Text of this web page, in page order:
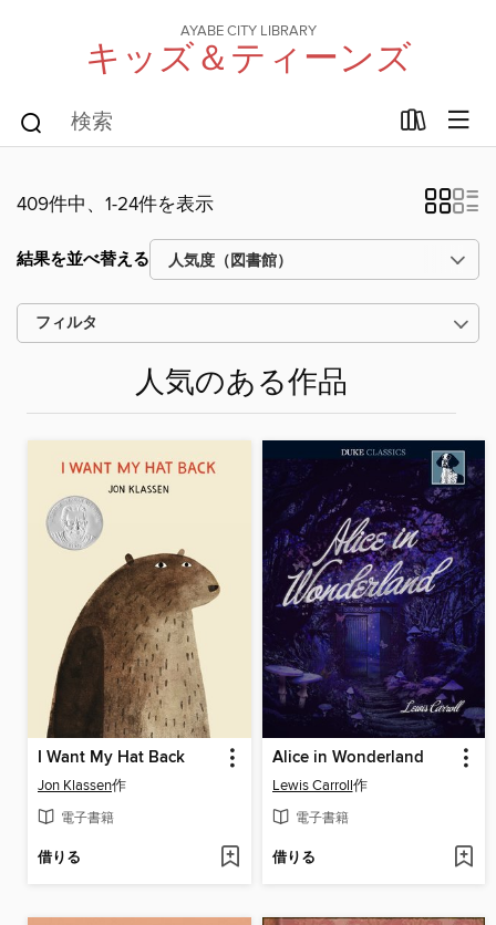
AYABE CITY LIBRARY
キッズ＆ティーンズ
409件中、1-24件を表示
結果を並べ替える
フィルタ
人気のある作品
I Want My Hat Back
Jon Klassen作
電子書籍
借りる
Alice in Wonderland
Lewis Carroll作
電子書籍
借りる